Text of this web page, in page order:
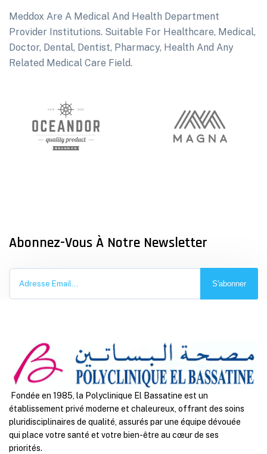
Meddox Are A Medical And Health Department
Provider Institutions. Suitable For Healthcare, Medical,
Doctor, Dental, Dentist, Pharmacy, Health And Any
Related Medical Care Field.
Abonnez-Vous À Notre Newsletter
S'abonner
Fondée en 1985, la Polyclinique El Bassatine est un
établissement privé moderne et chaleureux, offrant des soins
pluridisciplinaires de qualité, assurés par une équipe dévouée
qui place votre santé et votre bien-être au cœur de ses
priorités.